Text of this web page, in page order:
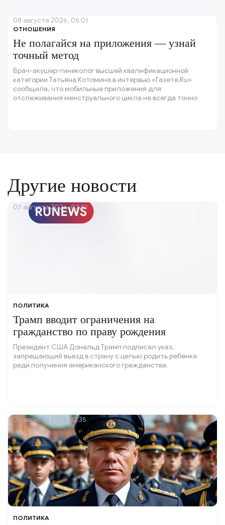
ОТНОШЕНИЯ
Не полагайся на приложения — узнай
точный метод
Врач-акушер-гинеколог высшей квалификационной
категории Татьяна Котомина в интервью «Газете.Ru»
сообщила, что мобильные приложения для
отслеживания менструального цикла не всегда точно
08 августа 2026, 05:01
Другие новости
ПОЛИТИКА
Трамп вводит ограничения на
гражданство по праву рождения
Президент США Дональд Трамп подписал указ,
запрещающий въезд в страну с целью родить ребёнка
ради получения американского гражданства.
07 августа 2026, 07:51
ПОЛИТИКА
06 августа 2026, 12:35